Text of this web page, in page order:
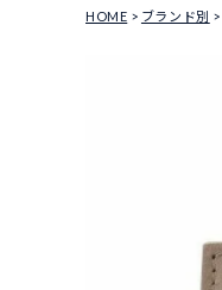
HOME
ブランド別